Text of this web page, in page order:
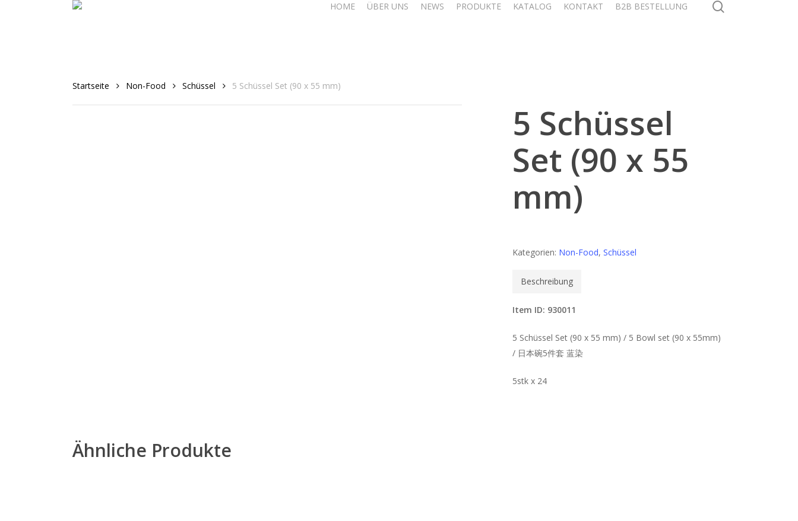
HOME ÜBER UNS NEWS PRODUKTE KATALOG KONTAKT B2B BESTELLUNG
Startseite Non-Food Schüssel 5 Schüssel Set (90 x 55 mm)
5 Schüssel
Set (90 x 55
mm)
Kategorien: Non-Food, Schüssel
Beschreibung
Item ID: 930011
5 Schüssel Set (90 x 55 mm) / 5 Bowl set (90 x 55mm)
/ 日本碗5件套 蓝染
5stk x 24
Ähnliche Produkte